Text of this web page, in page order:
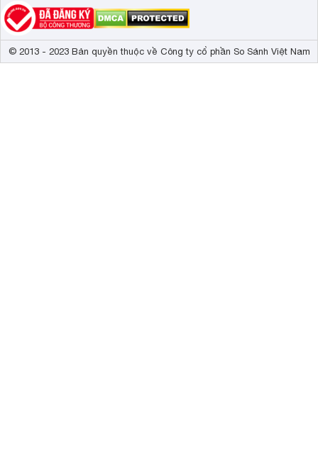
© 2013 - 2023 Bản quyền thuộc về Công ty cổ phần So Sánh Việt Nam